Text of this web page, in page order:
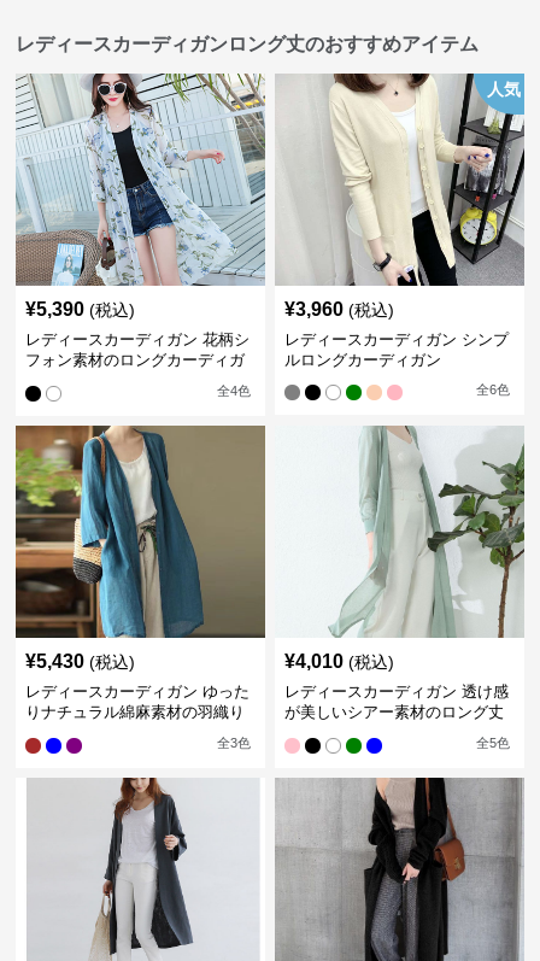
レディースカーディガンロング丈のおすすめアイテム
¥5,390 (税込)
レディースカーディガン 花柄シ
フォン素材のロングカーディガ
全4色
人気
¥3,960 (税込)
レディースカーディガン シンプ
ルロングカーディガン
全6色
¥5,430 (税込)
レディースカーディガン ゆった
りナチュラル綿麻素材の羽織り
全3色
¥4,010 (税込)
レディースカーディガン 透け感
が美しいシアー素材のロング丈
全5色